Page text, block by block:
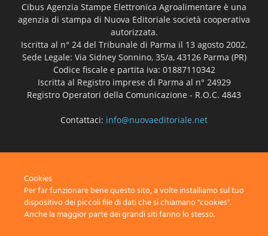
Cibus Agenzia Stampe Elettronica Agroalimentare è una
agenzia di stampa di Nuova Editoriale società cooperativa
autorizzata.
Iscritta al n° 24 del Tribunale di Parma il 13 agosto 2002.
Sede Legale: Via Sidney Sonnino, 35/a, 43126 Parma (PR)
Codice fiscale e partita iva: 01887110342
Iscritta al Registro imprese di Parma al n° 24929
Registro Operatori della Comunicazione - R.O.C. 4843
Contattaci: info@nuovaeditoriale.net
Cookies
Per far funzionare bene questo sito, a volte installiamo sul tuo
dispositivo dei piccoli file di dati che si chiamano "cookies".
Anche la maggior parte dei grandi siti fanno lo stesso.